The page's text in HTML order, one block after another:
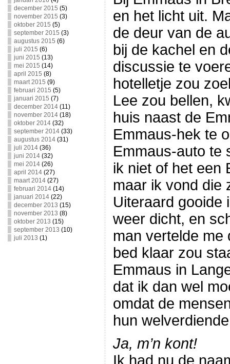
december 2015 (5)
november 2015 (3)
oktober 2015 (5)
september 2015 (3)
augustus 2015 (6)
juli 2015 (6)
juni 2015 (13)
mei 2015 (14)
april 2015 (8)
maart 2015 (9)
februari 2015 (5)
januari 2015 (7)
december 2014(11)
november 2014(18)
oktober 2014(32)
september 2014(33)
augustus 2014(31)
juli 2014(36)
juni 2014(32)
mei 2014(26)
april 2014(27)
maart 2014(27)
februari 2014(14)
januari 2014(22)
december 2013 (15)
november 2013 (8)
oktober 2013 (15)
september 2013 (10)
juli 2013 (1)
en het licht uit.
de deur van de
bij de kachel en
discussie te
hotelletje zou
Lee zou bellen,
huis naast de
Emmaus-hek te
Emmaus-auto te
ik niet of het een
maar ik vond die
Uiteraard gooide
weer dicht, en
man vertelde me
bed klaar zou
Emmaus in
dat ik dan wel
omdat de
hun
Ja, m’n kont!
Ik had nu de